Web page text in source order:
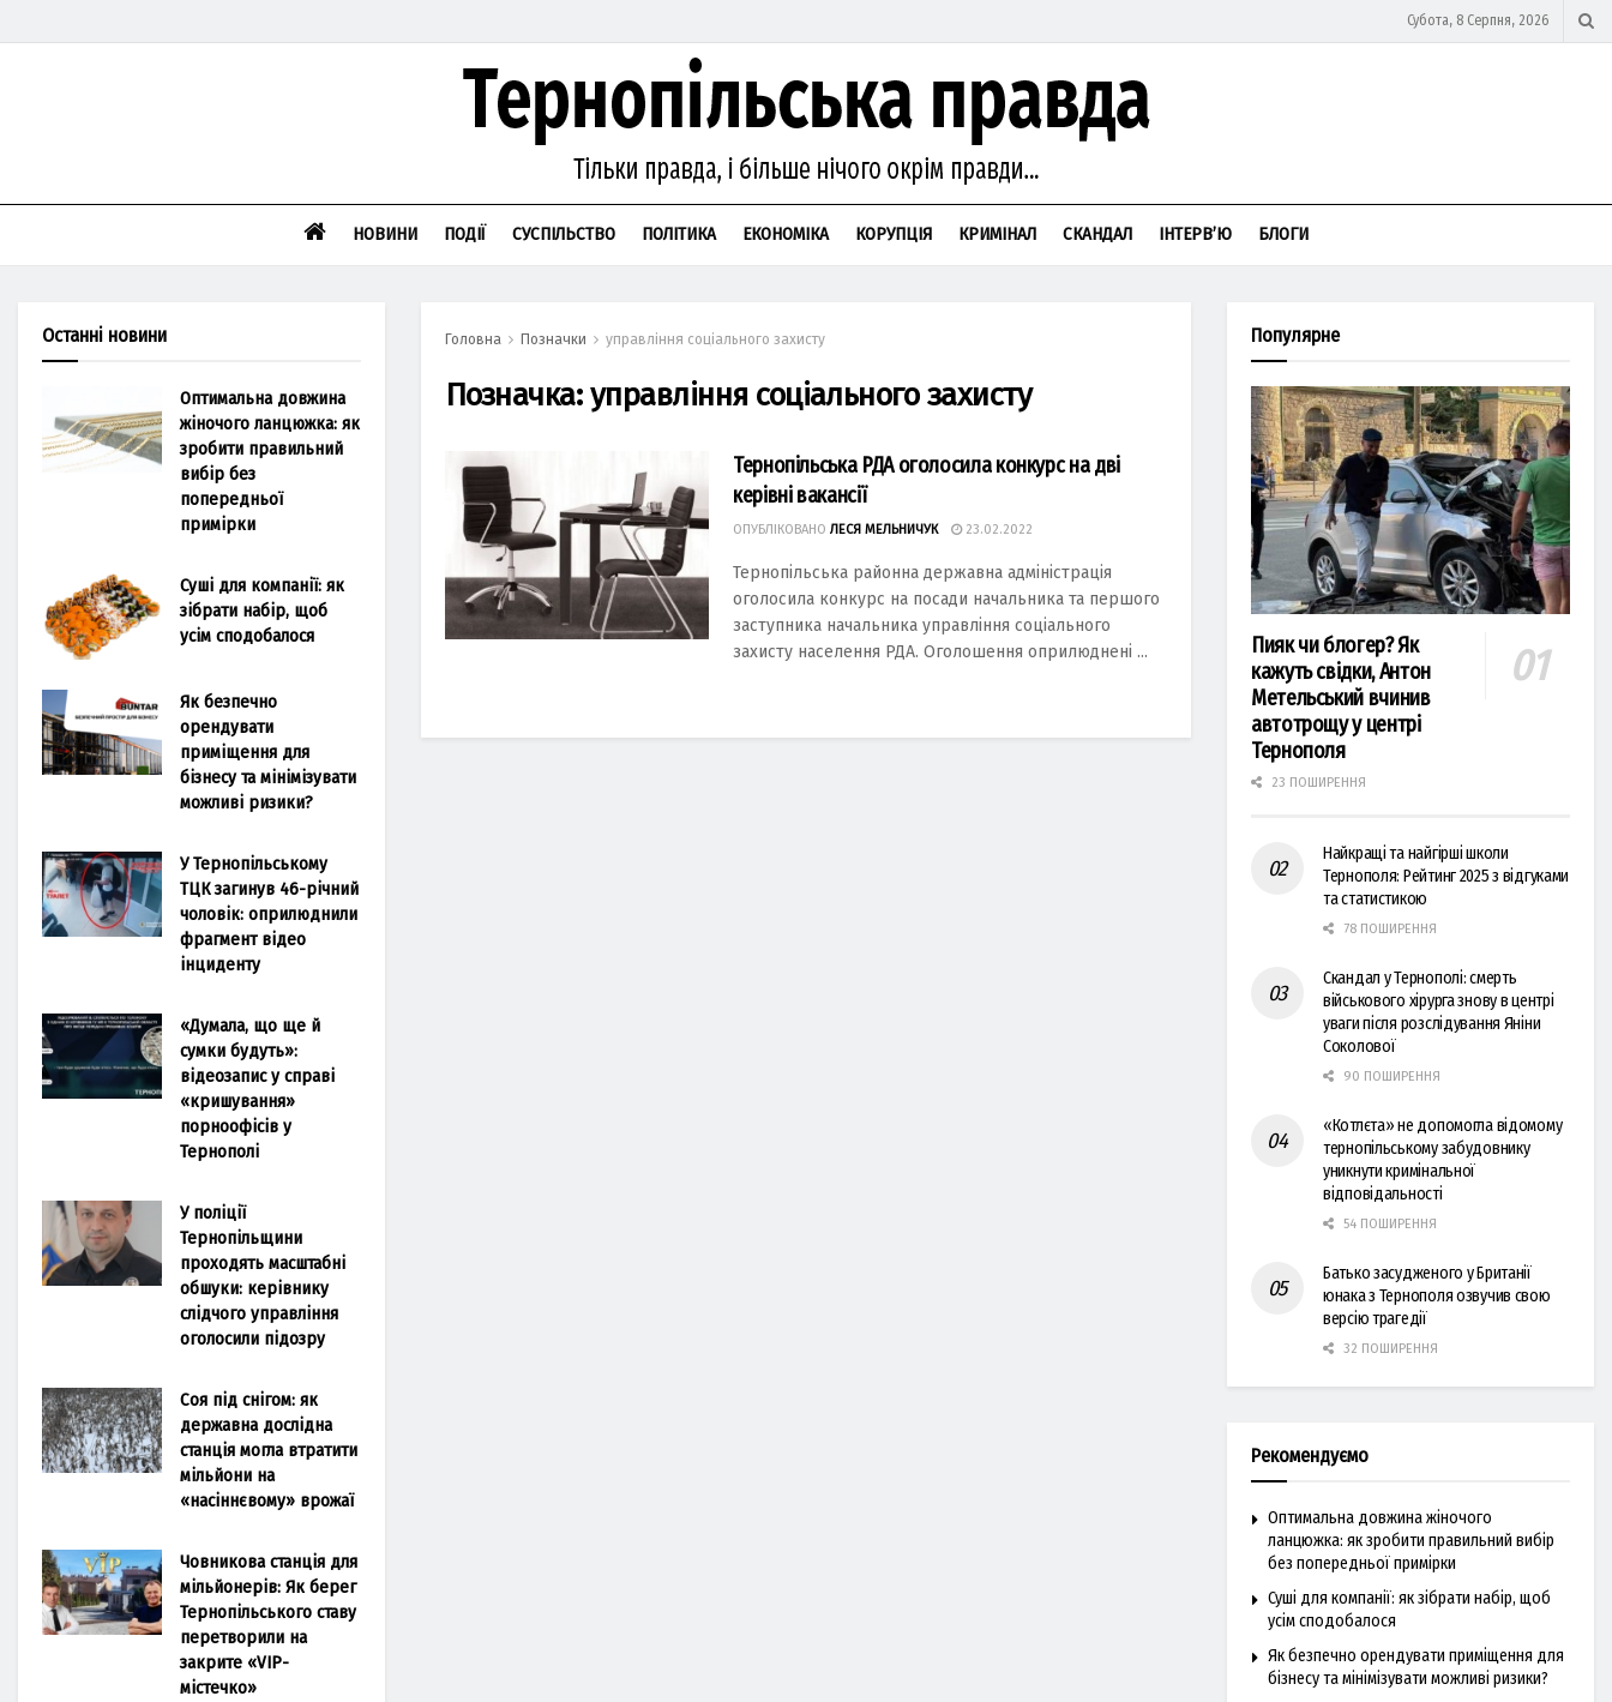
Субота, 8 Серпня, 2026
НОВИНИ ПОДІЇ СУСПІЛЬСТВО ПОЛІТИКА ЕКОНОМІКА КОРУПЦІЯ КРИМІНАЛ СКАНДАЛ ІНТЕРВ’Ю БЛОГИ
Головна Позначки управління соціального захисту
Позначка:управління соціального захисту
Тернопільська РДА оголосила конкурс на дві
керівні вакансії
ОПУБЛІКОВАНО ЛЕСЯ МЕЛЬНИЧУК 23.02.2022
Тернопільська районна державна адміністрація
оголосила конкурс на посади начальника та першого
заступника начальника управління соціального
захисту населення РДА. Оголошення оприлюднені ...
Останні новини
Оптимальна довжина
жіночого ланцюжка: як
зробити правильний
вибір без
попередньої
примірки
Суші для компанії: як
зібрати набір, щоб
усім сподобалося
Як безпечно
орендувати
приміщення для
бізнесу та мінімізувати
можливі ризики?
У Тернопільському
ТЦК загинув 46-річний
чоловік: оприлюднили
фрагмент відео
інциденту
«Думала, що ще й
сумки будуть»:
відеозапис у справі
«кришування»
порноофісів у
Тернополі
У поліції
Тернопільщини
проходять масштабні
обшуки: керівнику
слідчого управління
оголосили підозру
Соя під снігом: як
державна дослідна
станція могла втратити
мільйони на
«насіннєвому» врожаї
Човникова станція для
мільйонерів: Як берег
Тернопільського ставу
перетворили на
закрите «VIP-
містечко»
Популярне
Пияк чи блогер? Як
кажуть свідки, Антон
Метельський вчинив
автотрощу у центрі
Тернополя
23 ПОШИРЕННЯ
Найкращі та найгірші школи
Тернополя: Рейтинг 2025 з відгуками
та статистикою
78 ПОШИРЕННЯ
Скандал у Тернополі: смерть
військового хірурга знову в центрі
уваги після розслідування Яніни
Соколової
90 ПОШИРЕННЯ
«Котлєта» не допомогла відомому
тернопільському забудовнику
уникнути кримінальної
відповідальності
54 ПОШИРЕННЯ
Батько засудженого у Британії
юнака з Тернополя озвучив свою
версію трагедії
32 ПОШИРЕННЯ
Рекомендуємо
Оптимальна довжина жіночого
ланцюжка: як зробити правильний вибір
без попередньої примірки
Суші для компанії: як зібрати набір, щоб
усім сподобалося
Як безпечно орендувати приміщення для
бізнесу та мінімізувати можливі ризики?